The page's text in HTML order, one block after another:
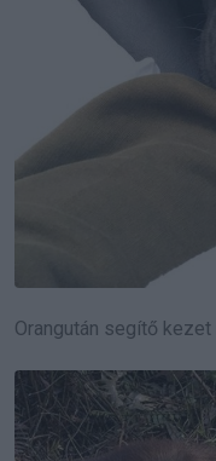
Orangután segítő kezet